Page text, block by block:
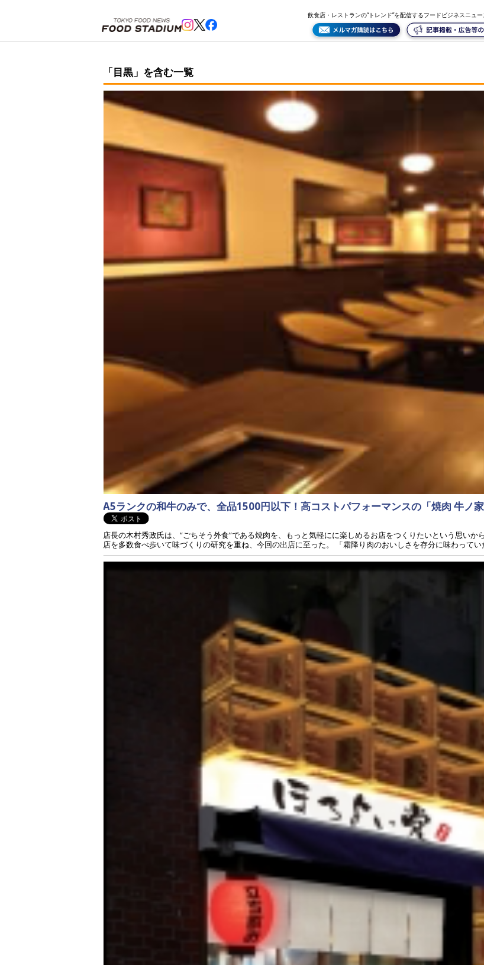
飲食店・レストランの“トレンド”を配信するフードビジネスニュ
「目黒」を含む一覧
A5ランクの和牛のみで、全品1500円以下！高コストパフォーマンスの「焼肉 牛ノ
店長の木村秀政氏は、“ごちそう外食”である焼肉を、もっと気軽にに楽しめるお店をつくりたいという思いか
店を多数食べ歩いて味づくりの研究を重ね、今回の出店に至った。 「霜降り肉のおいしさを存分に味わって